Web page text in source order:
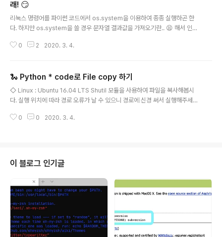
래! 😏
리눅스 명령어를 파이썬 코드에서 os.system을 이용하여 종종 실행하곤 한
다. 하지만 os.system을 쓸 경우 문자열 결과값을 가져오기란.. 😫 해서 인터
손 쉽게 변수 값으로 저장 할 수 있었다. 내용을 발췌 해온 포스팅에서 commu
고 적용하도록 하자. 파이썬뿐만 아니라 뭐든 문서를 볼 때는 자신의 버전과 문
서에서 설명하는 버전이 같은 지를 항상 보아야 한다. Let's do this 1. check
_output(...) import subprocess da..
0 2 2020. 3. 4.
🐍 Python * code로 File copy 하기
◇ Linux : Ubuntu 16.04 LTS Shutil 모듈을 사용하여 파일을 복사해봅시
다. 실행 위치에 따라 경로 오류가 날 수 있으니 경로에 신경 써서 실행해주세요.
드는 파일명") 2. copyfile(src, dst) copyfile("복사할 파일명", "새로만드는
3. dst가 writable하지 않을 때 = 쓰기 권한..
0 0 2020. 3. 4.
이 블로그 인기글